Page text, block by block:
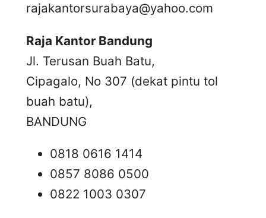
rajakantorsurabaya@yahoo.com
Raja Kantor Bandung
Jl. Terusan Buah Batu,
Cipagalo, No 307 (dekat pintu tol
buah batu),
BANDUNG
0818 0616 1414
0857 8086 0500
0822 1003 0307